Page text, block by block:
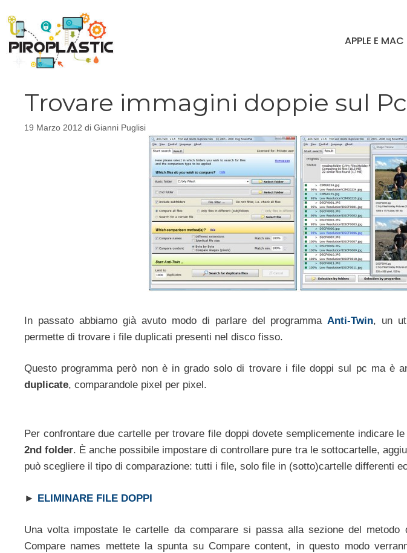
contenuto
APPLE E MAC
Trovare immagini doppie sul Pc
19 Marzo 2012 di Gianni Puglisi
In passato abbiamo già avuto modo di parlare del programmaAnti-Twin, un
permette di trovare i file duplicati presenti nel disco fisso.
Questo programma però non è in grado solo di trovare i file doppi sul pc ma è
duplicate, comparandole pixel per pixel.
Per confrontare due cartelle per trovare file doppi dovete semplicemente indicare
2nd folder. È anche possibile impostare di controllare pure tra le sottocartelle,
può scegliere il tipo di comparazione: tutti i file, solo file in (sotto)cartelle differenti
► ELIMINARE FILE DOPPI
Una volta impostate le cartelle da comparare si passa alla sezione del metodo
Compare names mettete la spunta su Compare content, in questo modo